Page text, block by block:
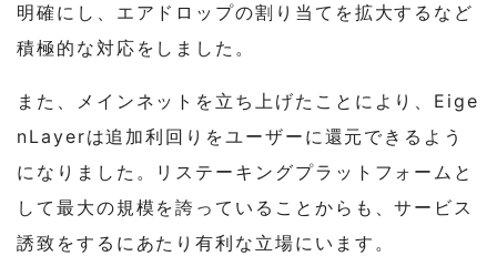
明確にし、エアドロップの割り当てを拡大するなど
積極的な対応をしました。
また、メインネットを立ち上げたことにより、Eige
nLayerは追加利回りをユーザーに還元できるよう
になりました。リステーキングプラットフォームと
して最大の規模を誇っていることからも、サービス
誘致をするにあたり有利な立場にいます。